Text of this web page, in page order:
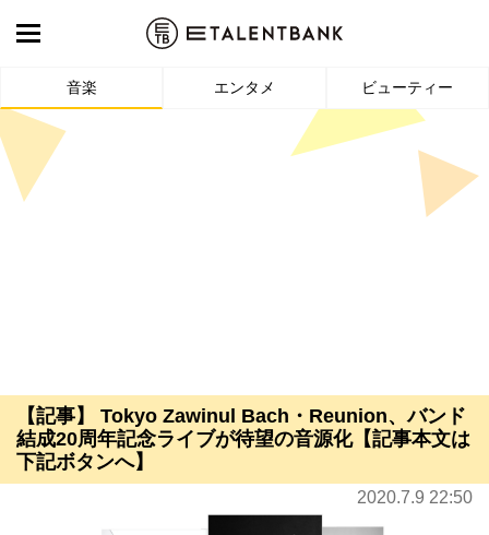
音楽 エンタメ ビューティー
【記事】 Tokyo Zawinul Bach・Reunion、バンド
結成20周年記念ライブが待望の音源化【記事本文は
下記ボタンへ】
2020.7.9 22:50